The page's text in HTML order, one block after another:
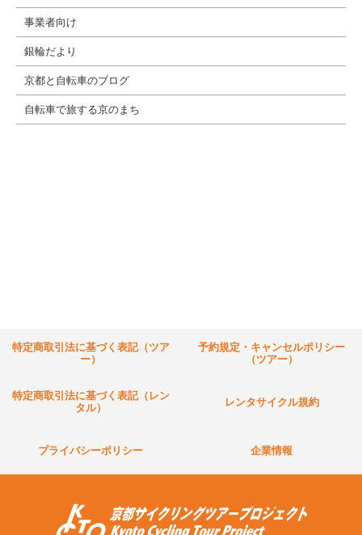
事業者向け
銀輪だより
京都と自転車のブログ
自転車で旅する京のまち
特定商取引法に基づく表記（ツア
ー）
予約規定・キャンセルポリシー
（ツアー）
特定商取引法に基づく表記（レン
タル）
レンタサイクル規約
プライバシーポリシー 企業情報